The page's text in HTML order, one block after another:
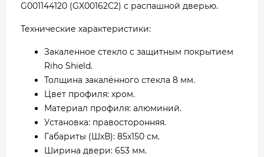
G001144120 (GX00162C2) с распашной дверью.
Технические характеристики:
Закаленное стекло с защитным покрытием
Riho Shield.
Толщина закалённого стекла 8 мм.
Цвет профиля: хром.
Материал профиля: алюминий.
Установка: правосторонняя.
Габариты (ШхВ): 85х150 см.
Ширина двери: 653 мм.